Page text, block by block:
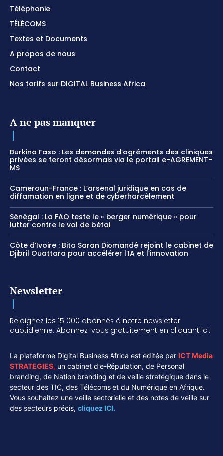
Téléphonie
TÉLÉCOMS
Textes et Documents
A propos de nous
Contact
Nos tarifs sur DIGITAL Business Africa
A ne pas manquer
Burkina Faso : Les demandes d’agréments des cliniques
privées se feront désormais via le portail e-AGREMENT-
MS
Cameroun-France : L’arsenal juridique en cas de
diffamation en ligne et de cyberharcèlement
Sénégal : La FAO teste le « berger numérique » pour
lutter contre le vol de bétail
Côte d’Ivoire : Bita Saran Diomandé rejoint le cabinet de
Djibril Ouattara pour accélérer l’IA et l’innovation
Newsletter
Rejoignez les 15 000 abonnés à notre newsletter
quotidienne. Abonnez-vous gratuitement en cliquant ici.
La plateforme Digital Business Africa est éditée par ICT Media
STRATEGIES, un cabinet d'e-Réputation, de Personal
branding, de Nation branding et de veille stratégique dans le
secteur des TIC, des Télécoms et du Numérique en Afrique.
Vous souhaitez une veille sectorielle et des notes de veille sur
des secteurs précis, cliquez ICI.